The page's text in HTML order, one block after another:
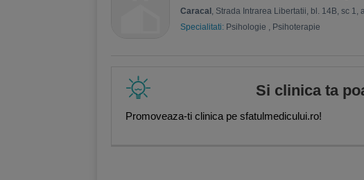
Caracal , Strada Intrarea Libertatii, bl. 14B, sc 1,
Specialitati: Psihologie , Psihoterapie
Si clinica ta
Promoveaza-ti clinica pe sfatulmedicului.ro!